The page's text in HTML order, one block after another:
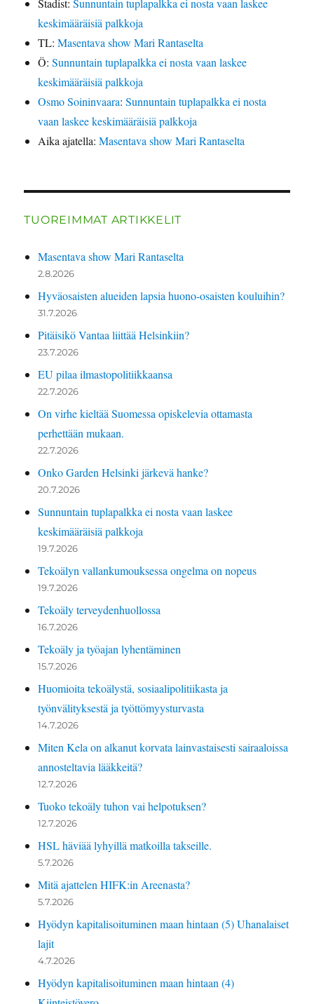
Stadist:Sunnuntain tuplapalkka ei nosta vaan laskee
keskimääräisiä palkkoja
TL:Masentava show Mari Rantaselta
Ö:Sunnuntain tuplapalkka ei nosta vaan laskee
keskimääräisiä palkkoja
Osmo Soininvaara:Sunnuntain tuplapalkka ei nosta
vaan laskee keskimääräisiä palkkoja
Aika ajatella:Masentava show Mari Rantaselta
TUOREIMMAT ARTIKKELIT
Masentava show Mari Rantaselta
2.8.2026
Hyväosaisten alueiden lapsia huono-osaisten kouluihin?
31.7.2026
Pitäisikö Vantaa liittää Helsinkiin?
23.7.2026
EU pilaa ilmastopolitiikkaansa
22.7.2026
On virhe kieltää Suomessa opiskelevia ottamasta
perhettään mukaan.
22.7.2026
Onko Garden Helsinki järkevä hanke?
20.7.2026
Sunnuntain tuplapalkka ei nosta vaan laskee
keskimääräisiä palkkoja
19.7.2026
Tekoälyn vallankumouksessa ongelma on nopeus
19.7.2026
Tekoäly terveydenhuollossa
16.7.2026
Tekoäly ja työajan lyhentäminen
15.7.2026
Huomioita tekoälystä, sosiaalipolitiikasta ja
työnvälityksestä ja työttömyysturvasta
14.7.2026
Miten Kela on alkanut korvata lainvastaisesti sairaaloissa
annosteltavia lääkkeitä?
12.7.2026
Tuoko tekoäly tuhon vai helpotuksen?
12.7.2026
HSL häviää lyhyillä matkoilla takseille.
5.7.2026
Mitä ajattelen HIFK:in Areenasta?
5.7.2026
Hyödyn kapitalisoituminen maan hintaan (5) Uhanalaiset
lajit
4.7.2026
Hyödyn kapitalisoituminen maan hintaan (4)